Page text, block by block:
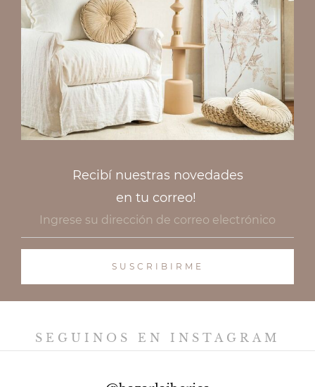
Recibí nuestras novedades
en tu correo!
SEGUINOS EN INSTAGRAM